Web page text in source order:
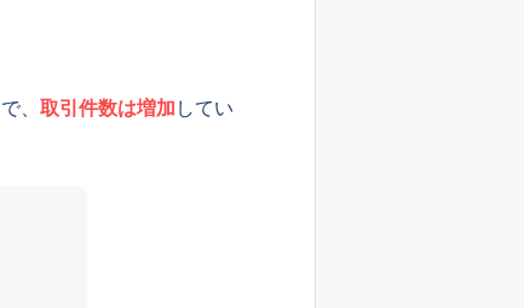
で、 取引件数は増加 してい